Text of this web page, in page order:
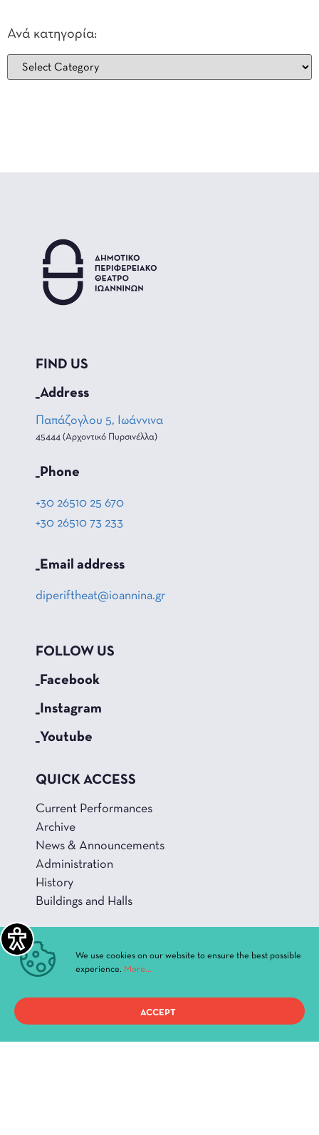
Ανά κατηγορία:
FIND US
_Address
Παπάζογλου 5, Ιωάννινα
45444 (Αρχοντικό Πυρσινέλλα)
_Phone
+30 26510 25 670
+30 26510 73 233
_Email address
diperiftheat@ioannina.gr
FOLLOW US
_Facebook
_Instagram
_Youtube
QUICK ACCESS
Current Performances
Archive
News & Announcements
Administration
History
Buildings and Halls
Privacy Policy
We use cookies on our website to ensure the best possible
experience. More...
ACCEPT